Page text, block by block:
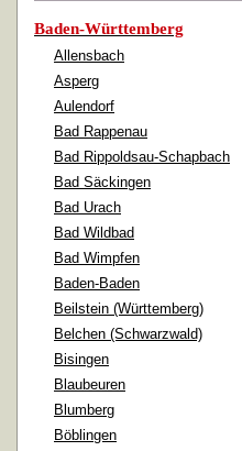
Baden-Württemberg
Allensbach
Asperg
Aulendorf
Bad Rappenau
Bad Rippoldsau-Schapbach
Bad Säckingen
Bad Urach
Bad Wildbad
Bad Wimpfen
Baden-Baden
Beilstein (Württemberg)
Belchen (Schwarzwald)
Bisingen
Blaubeuren
Blumberg
Böblingen